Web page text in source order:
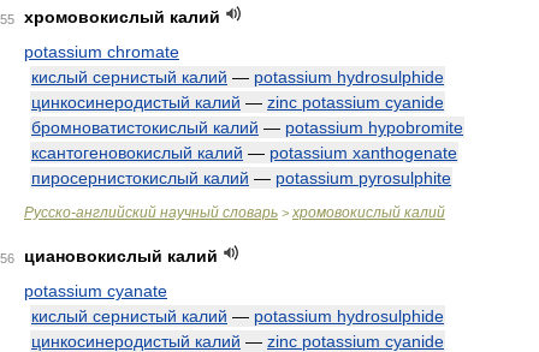
55
хромовокислый калий
potassium chromate
кислый сернистый калий — potassium hydrosulphide
цинкосинеродистый калий — zinc potassium cyanide
бромноватистокислый калий — potassium hypobromite
ксантогеновокислый калий — potassium xanthogenate
пиросернистокислый калий — potassium pyrosulphite
Русско-английский научный словарь > хромовокислый калий
56
циановокислый калий
potassium cyanate
кислый сернистый калий — potassium hydrosulphide
цинкосинеродистый калий — zinc potassium cyanide